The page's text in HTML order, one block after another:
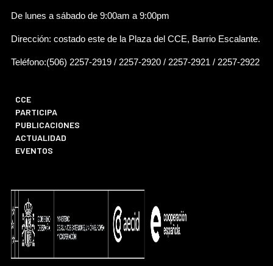
De lunes a sábado de 9:00am a 9:00pm
Dirección: costado este de la Plaza del CCE, Barrio Escalante.
Teléfono:(506) 2257-2919 / 2257-2920 / 2257-2921 / 2257-2922
CCE
PARTICIPA
PUBLICACIONES
ACTUALIDAD
EVENTOS